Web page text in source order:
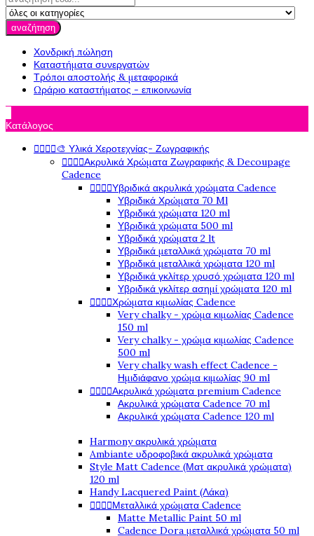
αναζήτηση
Χονδρική πώληση
Καταστήματα συνεργατών
Τρόποι αποστολής & μεταφορικά
Ωράριο καταστήματος - επικοινωνία
Κατάλογος
🎨 Υλικά Χεροτεχνίας- Ζωγραφικής
Ακρυλικά Χρώματα Ζωγραφικής & Decoupage
Cadence
Υβριδικά ακρυλικά χρώματα Cadence
Υβριδικά Χρώματα 70 Ml
Υβριδικά χρώματα 120 ml
Υβριδικά χρώματα 500 ml
Υβριδικά χρώματα 2 lt
Υβριδικά μεταλλικά χρώματα 70 ml
Υβριδικά μεταλλικά χρώματα 120 ml
Υβριδικά γκλίτερ χρυσό χρώματα 120 ml
Υβριδικά γκλίτερ ασημί χρώματα 120 ml
Χρώματα κιμωλίας Cadence
Very chalky - χρώμα κιμωλίας Cadence
150 ml
Very chalky - χρώμα κιμωλίας Cadence
500 ml
Very chalky wash effect Cadence -
Ημιδιάφανο χρώμα κιμωλίας 90 ml
Ακρυλικά χρώματα premium Cadence
Ακρυλικά χρώματα Cadence 70 ml
Ακρυλικά χρώματα Cadence 120 ml
Harmony ακρυλικά χρώματα
Ambiante υδροφοβικά ακρυλικά χρώματα
Style Matt Cadence (Ματ ακρυλικά χρώματα)
120 ml
Handy Lacquered Paint (Λάκα)
Μεταλλικά χρώματα Cadence
Matte Metallic Paint 50 ml
Cadence Dora μεταλλικά χρώματα 50 ml